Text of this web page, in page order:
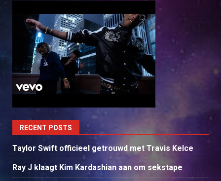
RECENT POSTS
Taylor Swift officieel getrouwd met Travis Kelce
Ray J klaagt Kim Kardashian aan om sekstape